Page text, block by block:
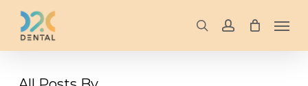
Skip
main
searchaccount